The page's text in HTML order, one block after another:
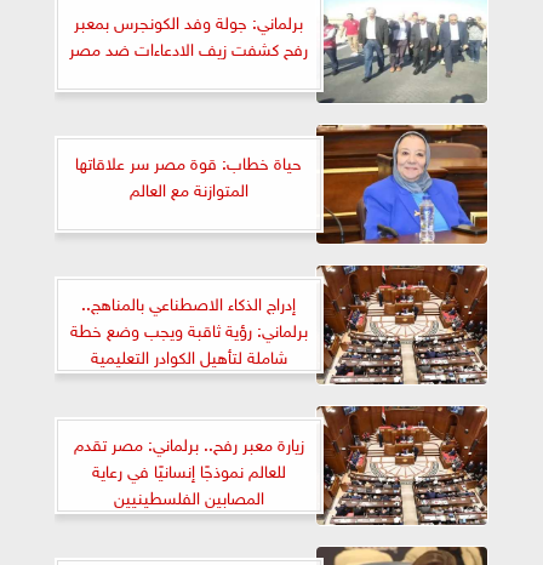
برلماني: جولة وفد الكونجرس بمعبر
رفح كشفت زيف الادعاءات ضد مصر
حياة خطاب: قوة مصر سر علاقاتها
المتوازنة مع العالم
إدراج الذكاء الاصطناعي بالمناهج..
برلماني: رؤية ثاقبة ويجب وضع خطة
شاملة لتأهيل الكوادر التعليمية‎‎
زيارة معبر رفح.. برلماني: مصر تقدم
للعالم نموذجًا إنسانيًا في رعاية
المصابين الفلسطينيين